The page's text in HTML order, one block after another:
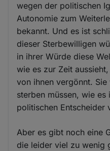
wegen der politischen
Autonomie zum
bekannt. Und es ist
dieser Sterbewilligen
in ihrer Würde diese
wie es zur Zeit
von ihnen vergönnt.
sterben müssen, wie
politischen Entscheider
Aber es gibt noch eine
die leider viel zu wenig